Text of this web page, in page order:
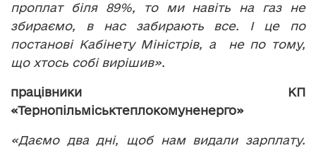
проплат біля 89%, то ми навіть на газ не
збираємо, в нас забирають все. І це по
постанові Кабінету Міністрів, а не по тому,
що хтось собі вирішив».
працівники
КП
«Тернопільміськтеплокомуненерго»
«Даємо два дні, щоб нам видали зарплату.